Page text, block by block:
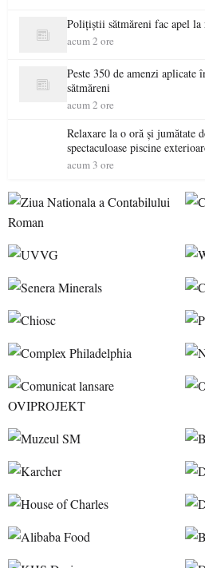
acum 2 ore
Peste 350 de amenzi
sătmăreni
acum 2 ore
Relaxare la o oră și jumătate
spectaculoase piscine
ideale pentru o escapadă de vară
acum 3 ore